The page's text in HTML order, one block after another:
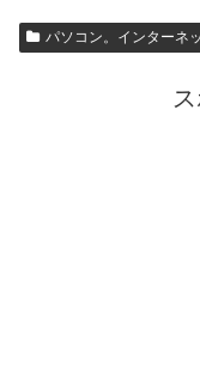
パソコン。インターネ